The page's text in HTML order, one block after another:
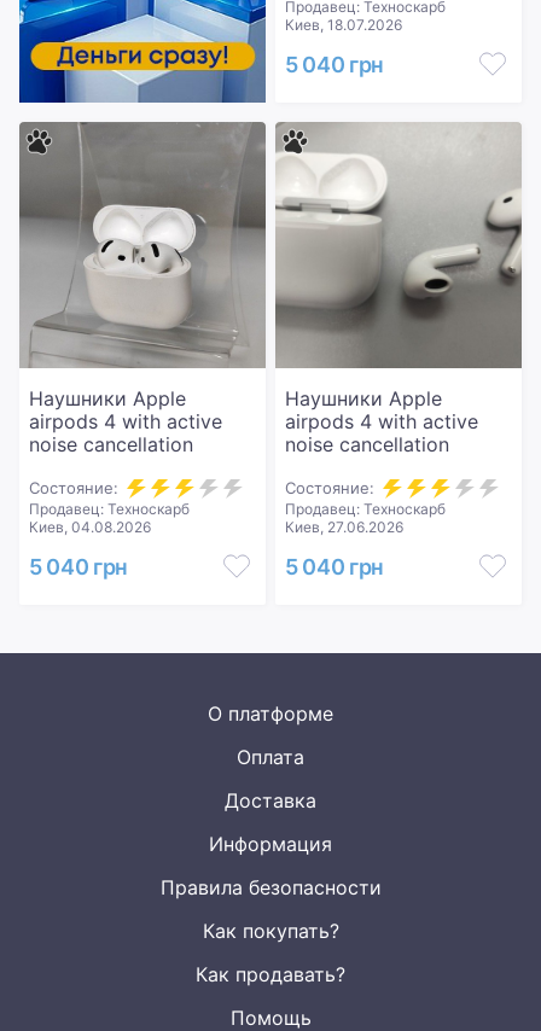
Продавец: Техноскарб
Киев, 18.07.2026
5 040 грн
Наушники Apple
airpods 4 with active
noise cancellation
Состояние:
Продавец: Техноскарб
Киев, 04.08.2026
5 040 грн
Наушники Apple
airpods 4 with active
noise cancellation
Состояние:
Продавец: Техноскарб
Киев, 27.06.2026
5 040 грн
О платформе
Оплата
Доставка
Информация
Правила безопасности
Как покупать?
Как продавать?
Помощь